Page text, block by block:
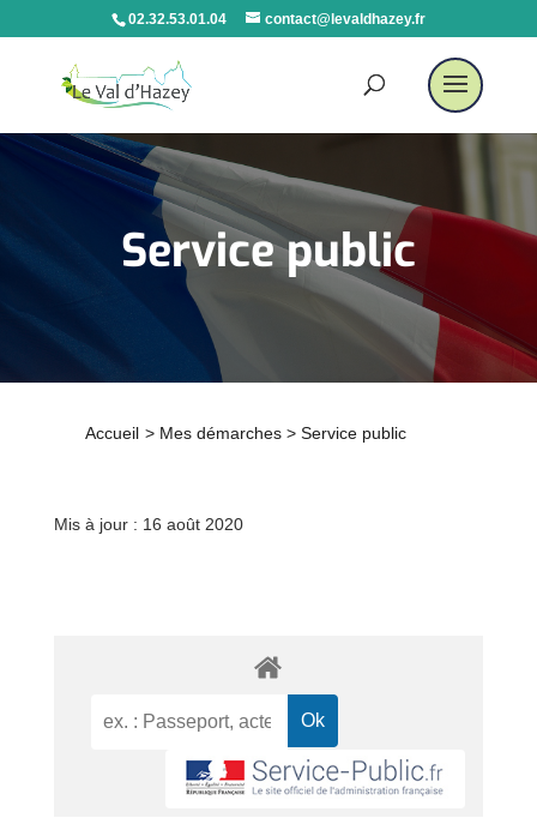
02.32.53.01.04 contact@levaldhazey.fr
Service public
Accueil > Mes démarches > Service public
Mis à jour : 16 août 2020